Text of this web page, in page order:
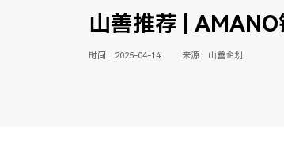
山善推荐 | AMANO
时间：2025-04-14 来源：山善企划